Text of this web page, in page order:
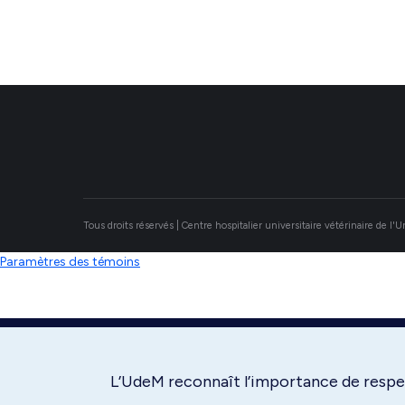
Tous droits réservés | Centre hospitalier universitaire vétérinaire de
Paramètres des témoins
L’UdeM reconnaît l’importance de